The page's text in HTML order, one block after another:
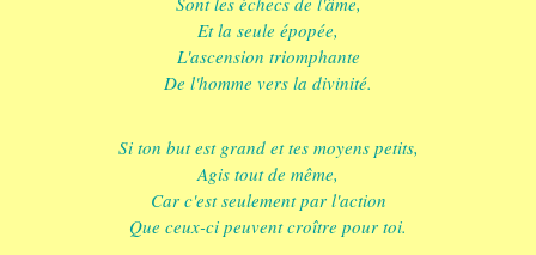
Et la seule épopée,
L'ascension triomphante
De l'homme vers la divinité.
Si ton but est grand et tes moyens petits,
Agis tout de même,
Car c'est seulement par l'action
Que ceux-ci peuvent croître pour toi.